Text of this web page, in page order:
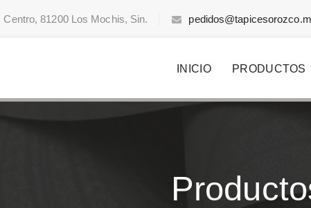
81200 Los Mochis, Sin.
INICIO PRODUCTOS